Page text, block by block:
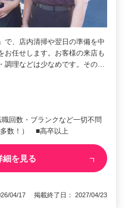
で、店内清掃や翌日の準備を中
お任せします。お客様の来店も
調理などは少なめです。その…
回数・ブランクなど一切不問
多数！） ■高卒以上
細を見る
04/17 掲載終了日： 2027/04/23